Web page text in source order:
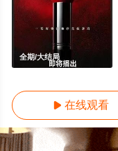
全期/大结局
 在线观看